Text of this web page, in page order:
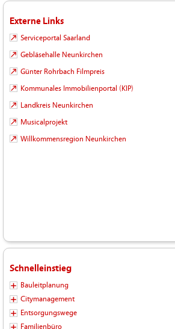
Externe Links
Serviceportal Saarland
Gebläsehalle Neunkirchen
Günter Rohrbach Filmpreis
Kommunales Immobilienportal (KIP)
Landkreis Neunkirchen
Musicalprojekt
Willkommensregion Neunkirchen
Schnelleinstieg
Bauleitplanung
Citymanagement
Entsorgungswege
Familienbüro